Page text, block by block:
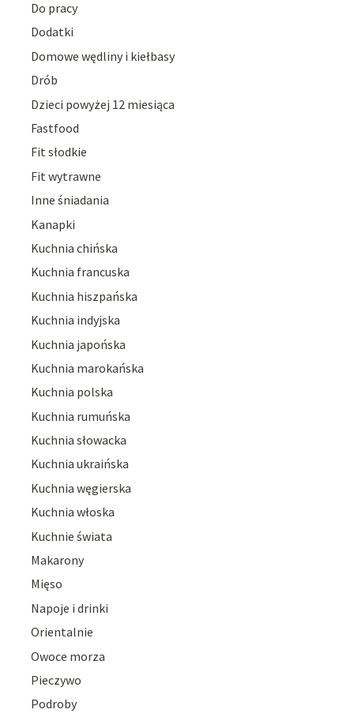
Do pracy
Dodatki
Domowe wędliny i kiełbasy
Drób
Dzieci powyżej 12 miesiąca
Fastfood
Fit słodkie
Fit wytrawne
Inne śniadania
Kanapki
Kuchnia chińska
Kuchnia francuska
Kuchnia hiszpańska
Kuchnia indyjska
Kuchnia japońska
Kuchnia marokańska
Kuchnia polska
Kuchnia rumuńska
Kuchnia słowacka
Kuchnia ukraińska
Kuchnia węgierska
Kuchnia włoska
Kuchnie świata
Makarony
Mięso
Napoje i drinki
Orientalnie
Owoce morza
Pieczywo
Podroby